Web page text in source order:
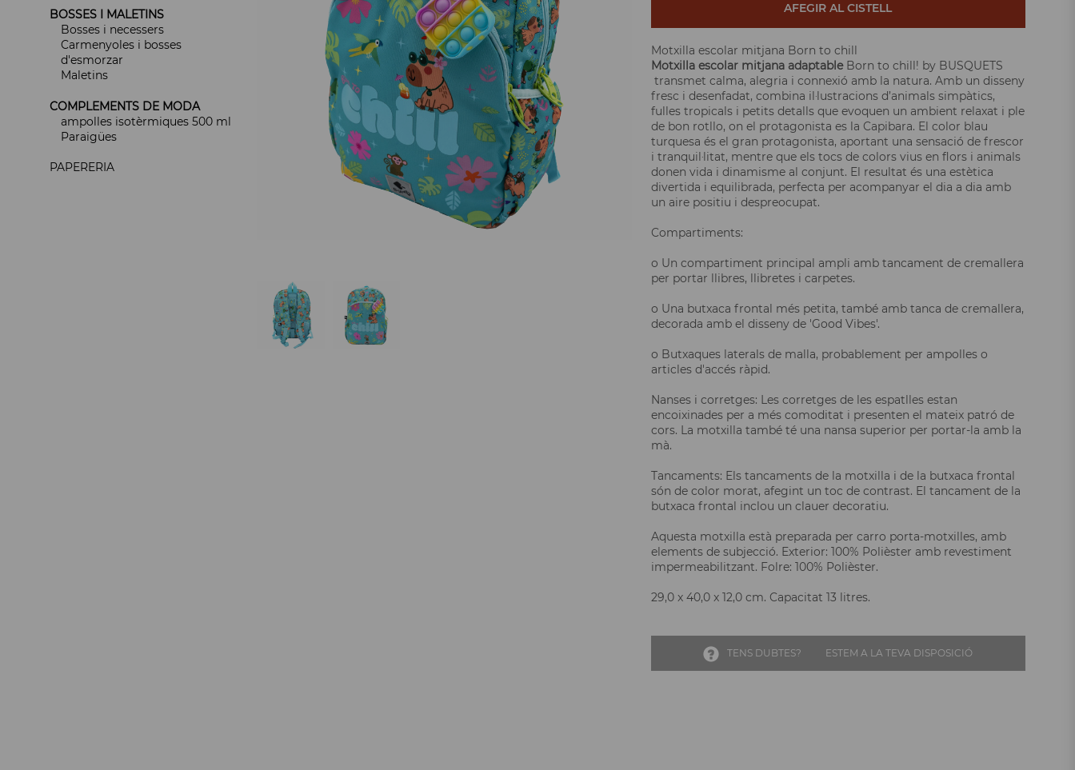
BOSSES I MALETINS
Bosses i necessers
Carmenyoles i bosses
d'esmorzar
Maletins
COMPLEMENTS DE MODA
ampolles isotèrmiques 500 ml
Paraigües
PAPERERIA
AFEGIR AL CISTELL
Motxilla escolar mitjana Born to chill
Motxilla escolar mitjana adaptableBorn to chill! by BUSQUETS
transmet calma, alegria i connexió amb la natura. Amb un disseny
fresc i desenfadat, combina il·lustracions d’animals simpàtics,
fulles tropicals i petits detalls que evoquen un ambient relaxat i ple
de bon rotllo, on el protagonista es la Capibara. El color blau
turquesa és el gran protagonista, aportant una sensació de frescor
i tranquil·litat, mentre que els tocs de colors vius en flors i animals
donen vida i dinamisme al conjunt. El resultat és una estètica
divertida i equilibrada, perfecta per acompanyar el dia a dia amb
un aire positiu i despreocupat.
Compartiments:
o Un compartiment principal ampli amb tancament de cremallera
per portar llibres, llibretes i carpetes.
o Una butxaca frontal més petita, també amb tanca de cremallera,
decorada amb el disseny de 'Good Vibes'.
o Butxaques laterals de malla, probablement per ampolles o
articles d'accés ràpid.
Nanses i corretges: Les corretges de les espatlles estan
encoixinades per a més comoditat i presenten el mateix patró de
cors. La motxilla també té una nansa superior per portar-la amb la
mà.
Tancaments: Els tancaments de la motxilla i de la butxaca frontal
són de color morat, afegint un toc de contrast. El tancament de la
butxaca frontal inclou un clauer decoratiu.
Aquesta motxilla està preparada per carro porta-motxilles, amb
elements de subjecció. Exterior: 100% Polièster amb revestiment
impermeabilitzant. Folre: 100% Polièster.
29,0 x 40,0 x 12,0 cm. Capacitat 13 litres.
TENS DUBTES? ESTEM A LA TEVA DISPOSICIÓ